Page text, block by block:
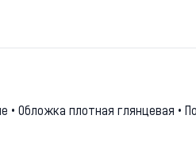
• Обложка плотная глянцевая •